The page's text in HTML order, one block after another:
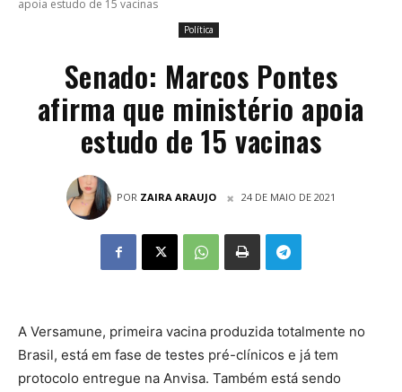
apoia estudo de 15 vacinas
Política
Senado: Marcos Pontes
afirma que ministério apoia
estudo de 15 vacinas
POR ZAIRA ARAUJO 24 DE MAIO DE 2021
A Versamune, primeira vacina produzida totalmente no
Brasil, está em fase de testes pré-clínicos e já tem
protocolo entregue na Anvisa. Também está sendo